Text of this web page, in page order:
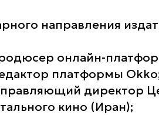
направления
онлайн-
платформы
директор
кино (Иран);